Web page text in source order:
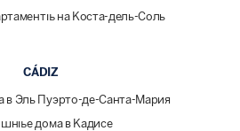
на Коста-дель-Соль
CÁDIZ
в Эль Пуэрто-де-Санта-Мария
дома в Кадисе